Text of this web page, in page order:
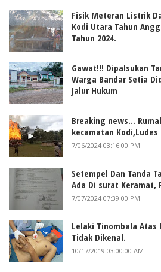
Fisik Meteran Listrik
Kodi Utara Tahun
Tahun 2024.
Gawat!!! Dipalsukan
Warga Bandar Setia
Jalur Hukum
Breaking news...
kecamatan
7/06/2024 03:16:00 PM
Setempel Dan Tanda
Ada Di surat Keramat,
7/07/2024 07:39:00 PM
Lelaki Tinombala Atas
Tidak Dikenal.
10/17/2019 03:00:00 AM